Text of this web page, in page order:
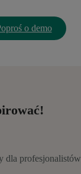
o demo
dla profesjonalistów